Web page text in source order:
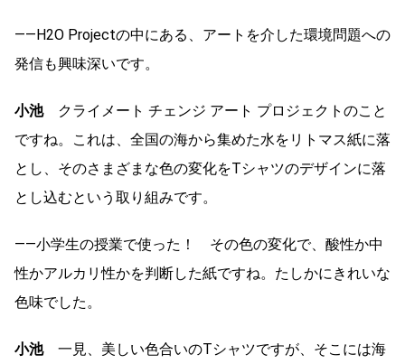
――H2O Projectの中にある、アートを介した環境問題への
発信も興味深いです。
小池クライメート チェンジ アート プロジェクトのこと
ですね。これは、全国の海から集めた水をリトマス紙に落
とし、そのさまざまな色の変化をTシャツのデザインに落
とし込むという取り組みです。
――小学生の授業で使った！ その色の変化で、酸性か中
性かアルカリ性かを判断した紙ですね。たしかにきれいな
色味でした。
小池一見、美しい色合いのTシャツですが、そこには海